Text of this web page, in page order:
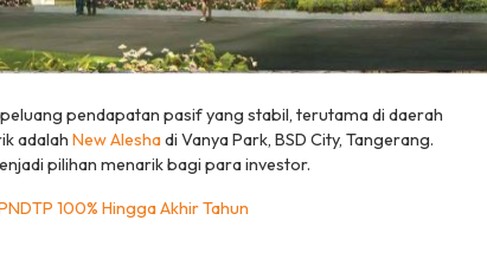
pendapatan pasif yang stabil, terutama di daerah
adalah New Aleshadi Vanya Park, BSD City, Tangerang.
pilihan menarik bagi para investor.
100% Hingga Akhir Tahun